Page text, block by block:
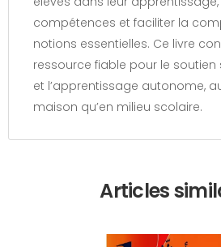
compétences et faciliter la
notions essentielles. Ce livre
ressource fiable pour le soutien
et l’apprentissage autonome,
maison qu’en milieu scolaire.
Articles